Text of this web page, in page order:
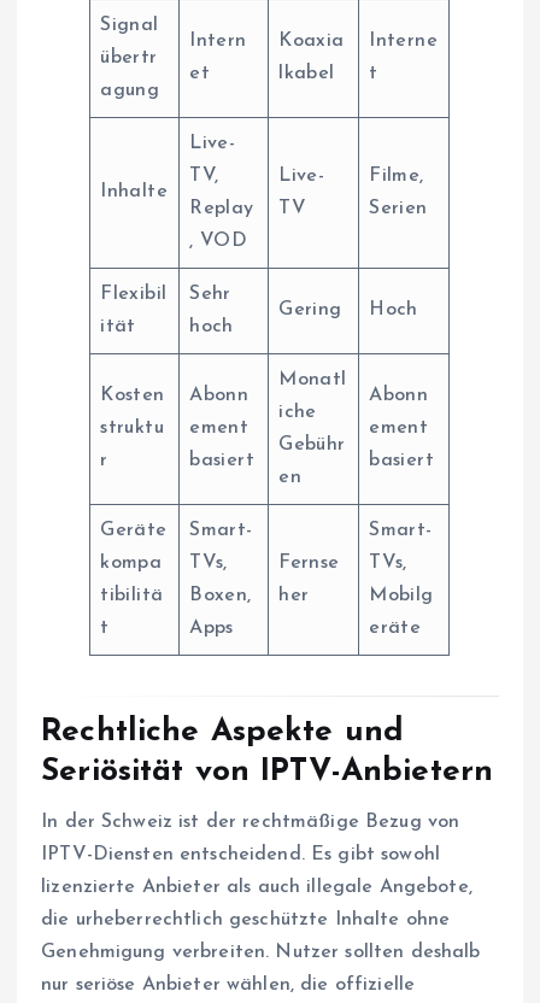
Signal
übertr
agung
Intern
et
Koaxia
lkabel
Interne
t
Inhalte
Live-
TV,
Replay
, VOD
Live-
TV
Filme,
Serien
Flexibil
ität
Sehr
hoch
Gering Hoch
Kosten
struktu
r
Abonn
ement
basiert
Monatl
iche
Gebühr
en
Abonn
ement
basiert
Geräte
kompa
tibilitä
t
Smart-
TVs,
Boxen,
Apps
Fernse
her
Smart-
TVs,
Mobilg
eräte
Rechtliche Aspekte und
Seriösität von IPTV-Anbietern
In der Schweiz ist der rechtmäßige Bezug von
IPTV-Diensten entscheidend. Es gibt sowohl
lizenzierte Anbieter als auch illegale Angebote,
die urheberrechtlich geschützte Inhalte ohne
Genehmigung verbreiten. Nutzer sollten deshalb
nur seriöse Anbieter wählen, die offizielle